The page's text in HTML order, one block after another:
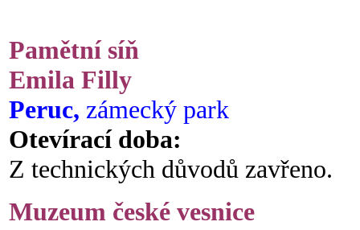
Pamětní síň
Emila Filly
Peruc, zámecký park
Otevírací doba:
Z technických důvodů zavřeno.
Muzeum české vesnice